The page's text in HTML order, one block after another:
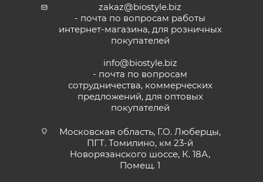
zakaz@biostyle.biz
- почта по вопросам работы
интернет-магазина, для розничных
покупателей
info@biostyle.biz
- почта по вопросам
сотрудничества, коммерческих
предложений, для оптовых
покупателей
Московская область, Г.О. Люберцы,
ПГТ. Томилино, км 23-й
Новорязанского шоссе, К. 18А,
Помещ. 1